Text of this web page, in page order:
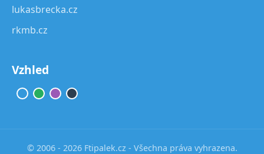
lukasbrecka.cz
rkmb.cz
Vzhled
© 2006 - 2026 Ftipalek.cz - Všechna práva vyhrazena.